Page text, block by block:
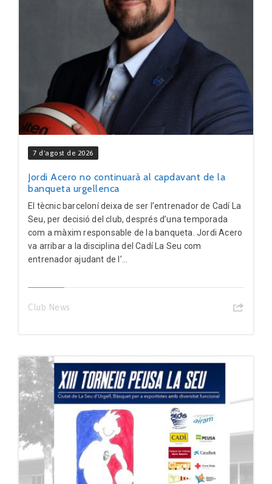
7 d'agost de 2026
Jordi Acero no continuarà al capdavant de la
banqueta urgellenca
El tècnic barceloní deixa de ser l’entrenador de Cadí La
Seu, per decisió del club, després d’una temporada
com a màxim responsable de la banqueta. Jordi Acero
va arribar a la disciplina del Cadí La Seu com
entrenador ajudant de l’...
Club News